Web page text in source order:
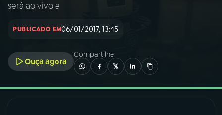
será ao vivo e
PUBLICADO EM06/01/2017, 13:45
Ouça agora
Compartilhe